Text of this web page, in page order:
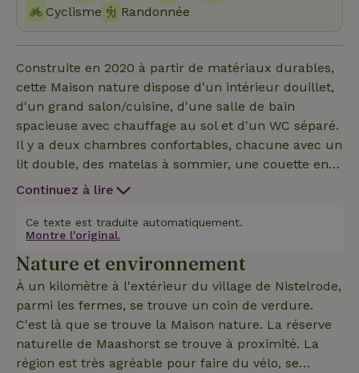
Cyclisme
Randonnée
Construite en 2020 à partir de matériaux durables,
cette Maison nature dispose d'un intérieur douillet,
d'un grand salon/cuisine, d'une salle de bain
spacieuse avec chauffage au sol et d'un WC séparé.
Il y a deux chambres confortables, chacune avec un
lit double, des matelas à sommier, une couette en
duvet et des oreillers en duvet. Les draps et les
fenêtres donnant sur le jardin et la terrasse avec
intimité. Il y a un solide poêle à bois et la cuisine est
complète avec un lave-vaisselle. Le cottage est
entouré de verdure et donne sur une forêt
d'oiseaux. À côté du cottage se trouve une piscine
qui appartient à la ferme voisine mais qui peut être
utilisée pour la baignade en été.
Continuez à lire
Ce texte est traduite automatiquement.
Montre l'original.
Nature et environnement
À un kilomètre à l'extérieur du village de Nistelrode,
parmi les fermes, se trouve un coin de verdure.
C'est là que se trouve la Maison nature. La réserve
naturelle de Maashorst se trouve à proximité. La
région est très agréable pour faire du vélo, se